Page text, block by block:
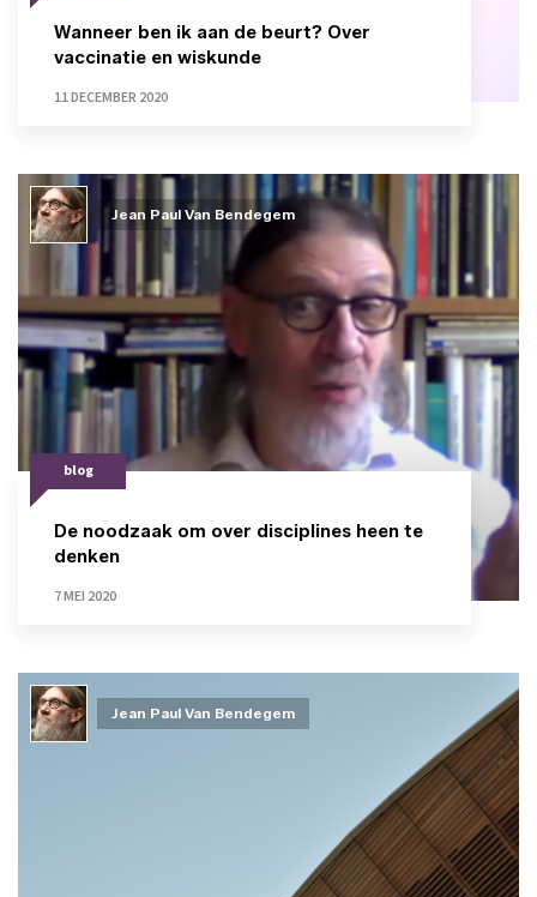
Wanneer ben ik aan de beurt? Over
vaccinatie en wiskunde
11 DECEMBER 2020
blog
De noodzaak om over disciplines heen te
denken
7 MEI 2020
Jean Paul Van Bendegem
Jean Paul Van Bendegem